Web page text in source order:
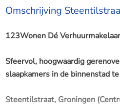
Omschrijving
123Wonen Dé
Sfeervol, hoogwaardig
slaapkamers in de binnenstad
Steentilstraat, Groningen